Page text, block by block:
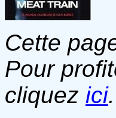
Cette
Pour
cliquez ici.